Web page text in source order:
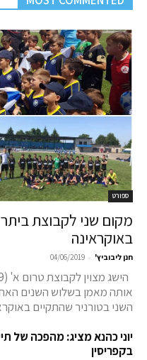
ספורט
מקום שני לקבוצת ביתר
באוקראינה
חנן ליבוביץ' -
04/06/2019
אותה מאמן בשלוש השנים
השני בטורניר שהתקיים
יוני כהנא מציג: מהפכה של
בקפריסין